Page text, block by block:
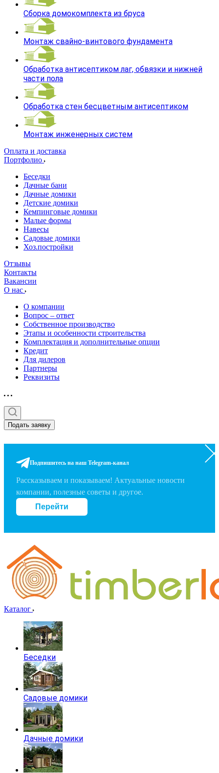
Сборка домокомплекта из бруса
Монтаж свайно-винтового фундамента
Обработка антисептиком лаг, обвязки и нижней
части пола
Обработка стен бесцветным антисептиком
Монтаж инженерных систем
Оплата и доставка
Портфолио
Беседки
Дачные бани
Дачные домики
Детские домики
Кемпинговые домики
Малые формы
Навесы
Садовые домики
Хоз.постройки
Отзывы
Контакты
Вакансии
О нас
О компании
Вопрос – ответ
Собственное производство
Этапы и особенности строительства
Комплектация и дополнительные опции
Кредит
Для дилеров
Партнеры
Реквизиты
Подать заявку
Подпишитесь на наш Telegram-канал
Рассказываем и показываем! Актуальные новости
компании, полезные советы и другое.
Перейти
Каталог
Беседки
Садовые домики
Дачные домики